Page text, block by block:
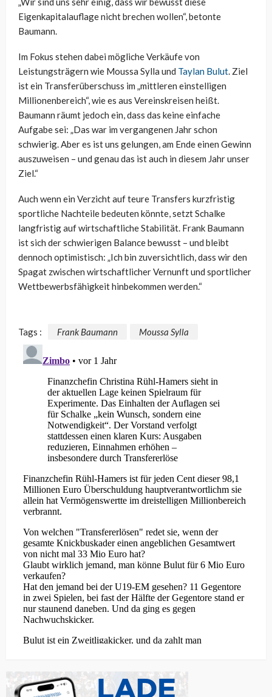
Eigenkapitalauflage nicht brechen wollen“, betonte
Baumann.
Im Fokus stehen dabei mögliche Verkäufe von
Leistungsträgern wie Moussa Sylla und Taylan Bulut. Ziel
ist ein Transferüberschuss im „mittleren einstelligen
Millionenbereich“, wie es aus Vereinskreisen heißt.
Baumann räumt jedoch ein, dass das keine einfache
Aufgabe sei: „Das war im vergangenen Jahr schon
schwierig. Aber es ist uns gelungen, am Ende einen Gewinn
auszuweisen – und genau das ist auch in diesem Jahr unser
Ziel.“
Auch wenn ein Verzicht auf teure Transfers kurzfristig
sportliche Nachteile bedeuten könnte, setzt Schalke
langfristig auf wirtschaftliche Stabilität. Frank Baumann
ist sich der schwierigen Balance bewusst – und bleibt
dennoch optimistisch: „Ich bin zuversichtlich, dass wir den
Spagat zwischen wirtschaftlicher Vernunft und sportlicher
Wettbewerbsfähigkeit hinbekommen werden.“
Tags : Frank Baumann Moussa Sylla